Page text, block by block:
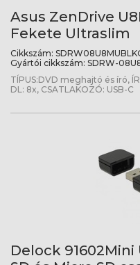
Asus ZenDrive
Fekete Ultraslim
Cikkszám:
Gyártói cikkszám: SDRW-
TÍPUS:DVD meghajtó és író,
DL: 8x, CSATLAKOZÓ: USB-C
Delock 91602Mini